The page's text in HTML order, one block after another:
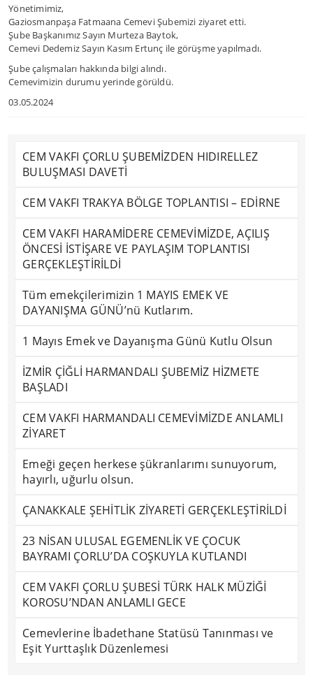
Yönetimimiz,
Gaziosmanpaşa Fatmaana Cemevi Şubemizi ziyaret etti.
Şube Başkanımız Sayın Murteza Baytok,
Cemevi Dedemiz Sayın Kasım Ertunç ile görüşme yapılmadı.
Şube çalışmaları hakkında bilgi alındı.
Cemevimizin durumu yerinde görüldü.
03.05.2024
CEM VAKFI ÇORLU ŞUBEMİZDEN HIDIRELLEZ
BULUŞMASI DAVETİ
CEM VAKFI TRAKYA BÖLGE TOPLANTISI – EDİRNE
CEM VAKFI HARAMİDERE CEMEVİMİZDE, AÇILIŞ
ÖNCESİ İSTİŞARE VE PAYLAŞIM TOPLANTISI
GERÇEKLEŞTİRİLDİ
Tüm emekçilerimizin 1 MAYIS EMEK VE
DAYANIŞMA GÜNÜ’nü Kutlarım.
1 Mayıs Emek ve Dayanışma Günü Kutlu Olsun
İZMİR ÇİĞLİ HARMANDALI ŞUBEMİZ HİZMETE
BAŞLADI
CEM VAKFI HARMANDALI CEMEVİMİZDE ANLAMLI
ZİYARET
Emeği geçen herkese şükranlarımı sunuyorum,
hayırlı, uğurlu olsun.
ÇANAKKALE ŞEHİTLİK ZİYARETİ GERÇEKLEŞTİRİLDİ
23 NİSAN ULUSAL EGEMENLİK VE ÇOCUK
BAYRAMI ÇORLU’DA COŞKUYLA KUTLANDI
CEM VAKFI ÇORLU ŞUBESİ TÜRK HALK MÜZİĞİ
KOROSU’NDAN ANLAMLI GECE
Cemevlerine İbadethane Statüsü Tanınması ve
Eşit Yurttaşlık Düzenlemesi